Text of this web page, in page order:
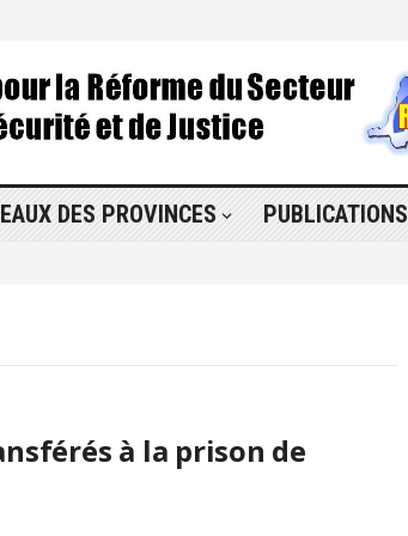
DES PROVINCES PUBLICATIONS
à la prison de